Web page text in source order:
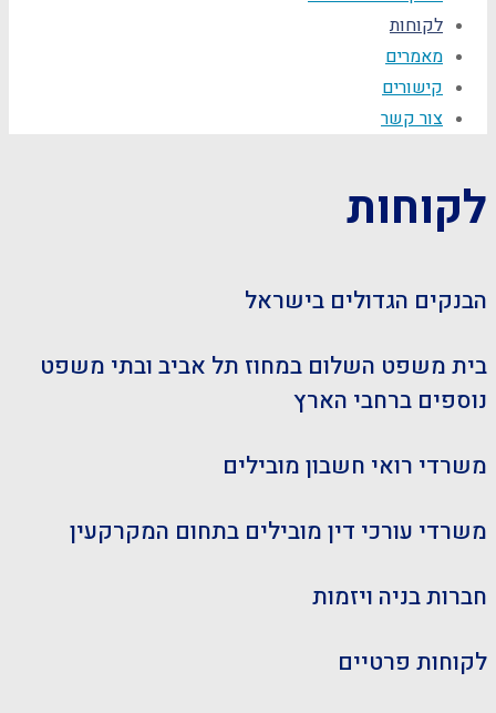
לקוחות
מאמרים
קישורים
צור קשר
לקוחות
הבנקים הגדולים בישראל
בית משפט השלום במחוז תל אביב ובתי משפט
נוספים ברחבי הארץ
משרדי רואי חשבון מובילים
​משרדי עורכי דין מובילים בתחום המקרקעין
חברות בניה ויזמות
לקוחות פרטיים